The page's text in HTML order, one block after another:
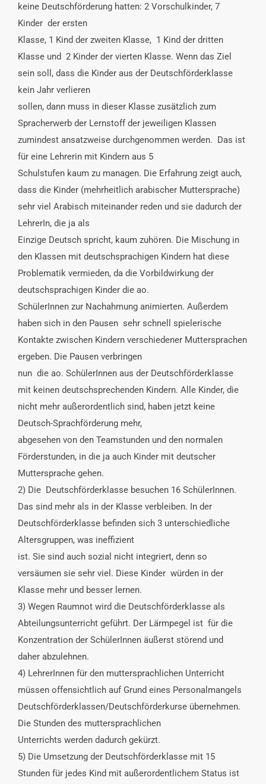
keine Deutschförderung hatten: 2 Vorschulkinder, 7
Kinder der ersten
Klasse, 1 Kind der zweiten Klasse, 1 Kind der dritten
Klasse und 2 Kinder der vierten Klasse. Wenn das Ziel
sein soll, dass die Kinder aus der Deutschförderklasse
kein Jahr verlieren
sollen, dann muss in dieser Klasse zusätzlich zum
Spracherwerb der Lernstoff der jeweiligen Klassen
zumindest ansatzweise durchgenommen werden. Das ist
für eine Lehrerin mit Kindern aus 5
Schulstufen kaum zu managen. Die Erfahrung zeigt auch,
dass die Kinder (mehrheitlich arabischer Muttersprache)
sehr viel Arabisch miteinander reden und sie dadurch der
LehrerIn, die ja als
Einzige Deutsch spricht, kaum zuhören. Die Mischung in
den Klassen mit deutschsprachigen Kindern hat diese
Problematik vermieden, da die Vorbildwirkung der
deutschsprachigen Kinder die ao.
SchülerInnen zur Nachahmung animierten. Außerdem
haben sich in den Pausen sehr schnell spielerische
Kontakte zwischen Kindern verschiedener Muttersprachen
ergeben. Die Pausen verbringen
nun die ao. SchülerInnen aus der Deutschförderklasse
mit keinen deutschsprechenden Kindern. Alle Kinder, die
nicht mehr außerordentlich sind, haben jetzt keine
Deutsch-Sprachförderung mehr,
abgesehen von den Teamstunden und den normalen
Förderstunden, in die ja auch Kinder mit deutscher
Muttersprache gehen.
2) Die Deutschförderklasse besuchen 16 SchülerInnen.
Das sind mehr als in der Klasse verbleiben. In der
Deutschförderklasse befinden sich 3 unterschiedliche
Altersgruppen, was ineffizient
ist. Sie sind auch sozial nicht integriert, denn so
versäumen sie sehr viel. Diese Kinder würden in der
Klasse mehr und besser lernen.
3) Wegen Raumnot wird die Deutschförderklasse als
Abteilungsunterricht geführt. Der Lärmpegel ist für die
Konzentration der SchülerInnen äußerst störend und
daher abzulehnen.
4) LehrerInnen für den muttersprachlichen Unterricht
müssen offensichtlich auf Grund eines Personalmangels
Deutschförderklassen/Deutschförderkurse übernehmen.
Die Stunden des muttersprachlichen
Unterrichts werden dadurch gekürzt.
5) Die Umsetzung der Deutschförderklasse mit 15
Stunden für jedes Kind mit außerordentlichem Status ist